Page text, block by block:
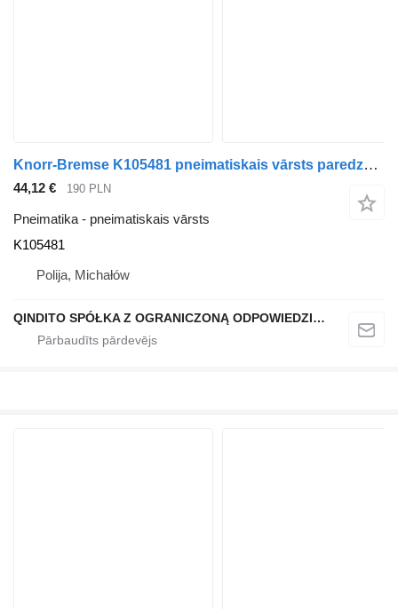
Knorr-Bremse K105481 pneimatiskais vārsts paredzēts DAF XF vilcēja
44,12 € 190 PLN
Pneimatika - pneimatiskais vārsts
K105481
Polija, Michałów
QINDITO SPÓŁKA Z OGRANICZONĄ ODPOWIEDZIALNOŚCIĄ